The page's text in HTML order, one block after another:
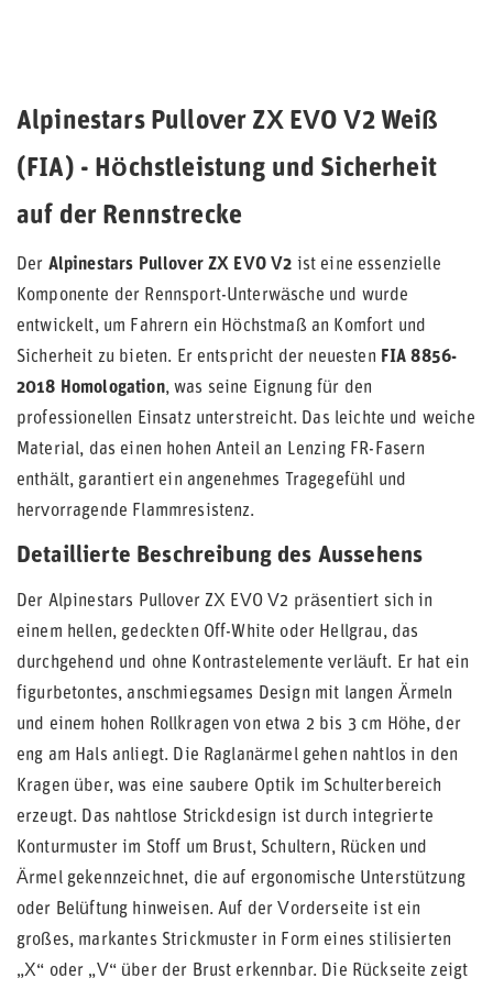
Alpinestars Pullover ZX EVO V2 Weiß
(FIA) - Höchstleistung und Sicherheit
auf der Rennstrecke
Der Alpinestars Pullover ZX EVO V2 ist eine essenzielle
Komponente der Rennsport-Unterwäsche und wurde
entwickelt, um Fahrern ein Höchstmaß an Komfort und
Sicherheit zu bieten. Er entspricht der neuesten FIA 8856-
2018 Homologation, was seine Eignung für den
professionellen Einsatz unterstreicht. Das leichte und weiche
Material, das einen hohen Anteil an Lenzing FR-Fasern
enthält, garantiert ein angenehmes Tragegefühl und
hervorragende Flammresistenz.
Detaillierte Beschreibung des Aussehens
Der Alpinestars Pullover ZX EVO V2 präsentiert sich in
einem hellen, gedeckten Off-White oder Hellgrau, das
durchgehend und ohne Kontrastelemente verläuft. Er hat ein
figurbetontes, anschmiegsames Design mit langen Ärmeln
und einem hohen Rollkragen von etwa 2 bis 3 cm Höhe, der
eng am Hals anliegt. Die Raglanärmel gehen nahtlos in den
Kragen über, was eine saubere Optik im Schulterbereich
erzeugt. Das nahtlose Strickdesign ist durch integrierte
Konturmuster im Stoff um Brust, Schultern, Rücken und
Ärmel gekennzeichnet, die auf ergonomische Unterstützung
oder Belüftung hinweisen. Auf der Vorderseite ist ein
großes, markantes Strickmuster in Form eines stilisierten
„X“ oder „V“ über der Brust erkennbar. Die Rückseite zeigt